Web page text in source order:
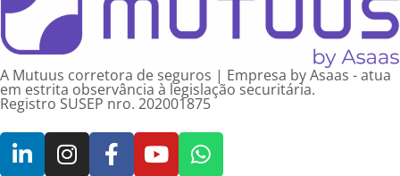
A Mutuus corretora de seguros | Empresa by Asaas - atua
em estrita observância à legislação securitária.
Registro SUSEP nro. 202001875